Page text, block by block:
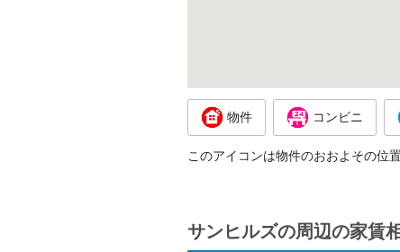
物件 コンビニ
このアイコンは物件のおおよその位
サンヒルズの周辺の家賃